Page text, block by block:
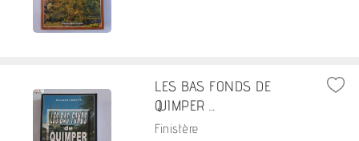
LES BAS FONDS DE
QUIMPER ...
Finistère